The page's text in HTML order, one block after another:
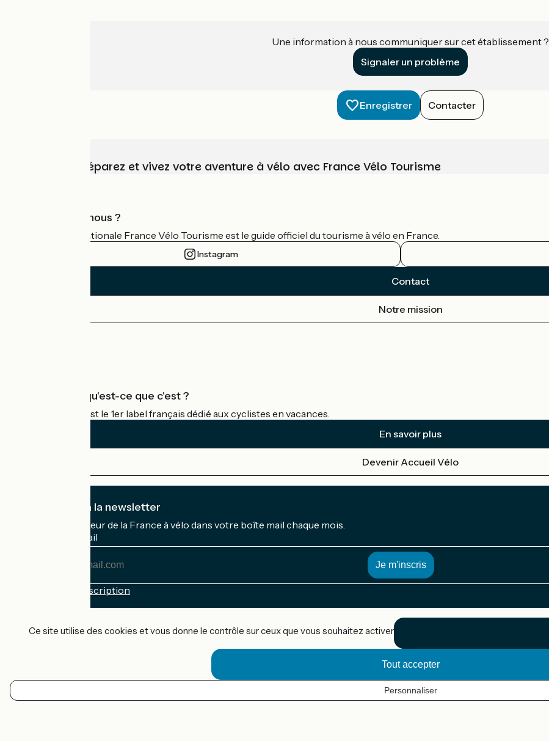
FR
Une information à nous communiquer sur cet établissement ?
Signaler un problème
Enregistrer Contacter
Choisissez, préparez et vivez votre aventure à vélo avec France Vélo Tourisme
Qui sommes-nous ?
L'association nationale France Vélo Tourisme est le guide officiel du tourisme à vélo en France.
Instagram
Contact
Notre mission
Accueil Vélo qu'est-ce que c'est ?
Accueil Vélo c'est le 1er label français dédié aux cyclistes en vacances.
En savoir plus
Devenir Accueil Vélo
Je m'abonne à la newsletter
Recevez le meilleur de la France à vélo dans votre boîte mail chaque mois.
Mon adresse mail
Conditions d'inscription
Contact
Mentions légales
Ce site utilise des cookies et vous donne le contrôle sur ceux que vous souhaitez activer
Tout accepter
Personnaliser